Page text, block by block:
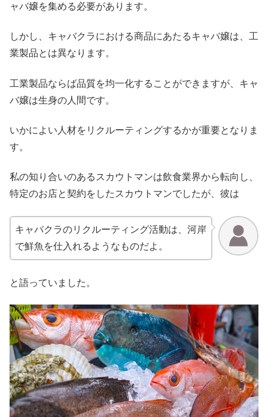
ャバ嬢を集める必要があります。
しかし、キャバクラにおける商品にあたるキャバ嬢は、工
業製品とは異なります。
工業製品ならば品質を均一化することができますが、キャ
バ嬢は生身の人間です。
いかによい人材をリクルーティングするかが重要となりま
す。
私の知り合いのあるスカウトマンは飲食業界から転向し、
特定のお店と契約をしたスカウトマンでしたが、彼は
キャバクラのリクルーティング活動は、河岸
で鮮魚を仕入れるようなものだよ。
と語っていました。